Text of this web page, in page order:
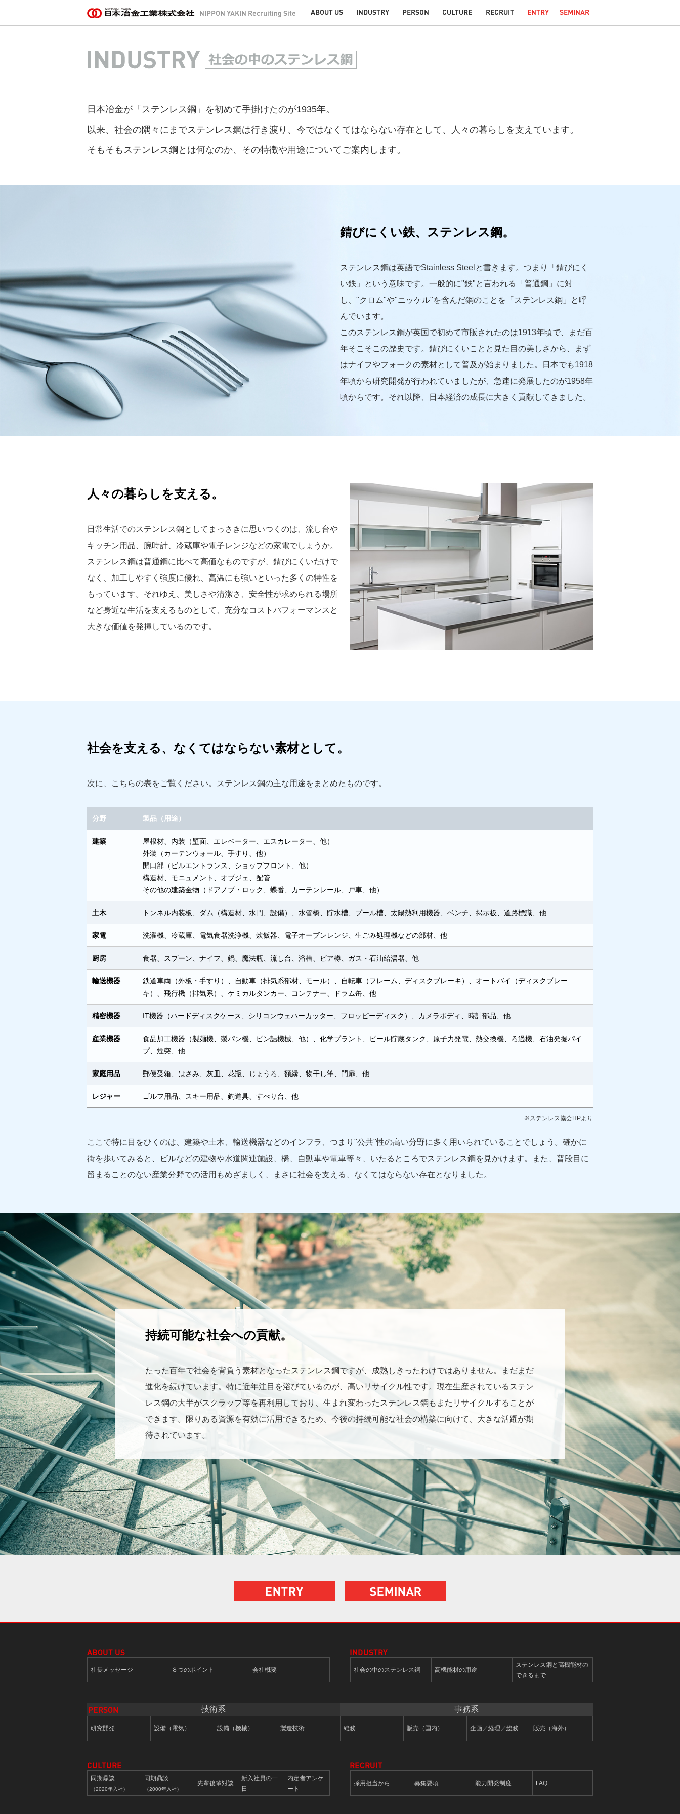
日本冶金が「ステンレス鋼」を初めて手掛けたのが1935年。
以来、社会の隅々にまでステンレス鋼は行き渡り、今ではなくてはならない存在として、人々の暮らしを支えています。
そもそもステンレス鋼とは何なのか、その特徴や用途についてご案内します。
錆びにくい鉄、ステンレス鋼。
ステンレス鋼は英語でStainless Steelと書きます。つまり「錆びにく
い鉄」という意味です。一般的に"鉄"と言われる「普通鋼」に対
し、"クロム"や"ニッケル"を含んだ鋼のことを「ステンレス鋼」と呼
んでいます。
このステンレス鋼が英国で初めて市販されたのは1913年頃で、まだ百
年そこそこの歴史です。錆びにくいことと見た目の美しさから、まず
はナイフやフォークの素材として普及が始まりました。日本でも1918
年頃から研究開発が行われていましたが、急速に発展したのが1958年
頃からです。それ以降、日本経済の成長に大きく貢献してきました。
人々の暮らしを支える。
日常生活でのステンレス鋼としてまっさきに思いつくのは、流し台や
キッチン用品、腕時計、冷蔵庫や電子レンジなどの家電でしょうか。
ステンレス鋼は普通鋼に比べて高価なものですが、錆びにくいだけで
なく、加工しやすく強度に優れ、高温にも強いといった多くの特性を
もっています。それゆえ、美しさや清潔さ、安全性が求められる場所
など身近な生活を支えるものとして、充分なコストパフォーマンスと
大きな価値を発揮しているのです。
社会を支える、なくてはならない素材として。
次に、こちらの表をご覧ください。ステンレス鋼の主な用途をまとめたものです。
分野 製品（用途）
建築
屋根材、内装（壁面、エレベーター、エスカレーター、他）
外装（カーテンウォール、手すり、他）
開口部（ビルエントランス、ショップフロント、他）
構造材、モニュメント、オブジェ、配管
その他の建築金物（ドアノブ・ロック、蝶番、カーテンレール、戸車、他）
土木 トンネル内装板、ダム（構造材、水門、設備）、水管橋、貯水槽、プール槽、太陽熱利用機器、ベンチ、掲示板、道路標識、他
家電 洗濯機、冷蔵庫、電気食器洗浄機、炊飯器、電子オーブンレンジ、生ごみ処理機などの部材、他
厨房 食器、スプーン、ナイフ、鍋、魔法瓶、流し台、浴槽、ビア樽、ガス・石油給湯器、他
輸送機器
鉄道車両（外板・手すり）、自動車（排気系部材、モール）、自転車（フレーム、ディスクブレーキ）、オートバイ（ディスクブレー
キ）、飛行機（排気系）、ケミカルタンカー、コンテナー、ドラム缶、他
精密機器 IT機器（ハードディスクケース、シリコンウェハーカッター、フロッピーディスク）、カメラボディ、時計部品、他
産業機器
食品加工機器（製麺機、製パン機、ビン詰機械、他）、化学プラント、ビール貯蔵タンク、原子力発電、熱交換機、ろ過機、石油発掘パイ
プ、煙突、他
家庭用品 郵便受箱、はさみ、灰皿、花瓶、じょうろ、額縁、物干し竿、門扉、他
レジャー ゴルフ用品、スキー用品、釣道具、すべり台、他
※ステンレス協会HPより
ここで特に目をひくのは、建築や土木、輸送機器などのインフラ、つまり"公共"性の高い分野に多く用いられていることでしょう。確かに
街を歩いてみると、ビルなどの建物や水道関連施設、橋、自動車や電車等々、いたるところでステンレス鋼を見かけます。また、普段目に
留まることのない産業分野での活用もめざましく、まさに社会を支える、なくてはならない存在となりました。
持続可能な社会への貢献。
たった百年で社会を背負う素材となったステンレス鋼ですが、成熟しきったわけではありません。まだまだ
進化を続けています。特に近年注目を浴びているのが、高いリサイクル性です。現在生産されているステン
レス鋼の大半がスクラップ等を再利用しており、生まれ変わったステンレス鋼もまたリサイクルすることが
できます。限りある資源を有効に活用できるため、今後の持続可能な社会の構築に向けて、大きな活躍が期
待されています。
社長メッセージ ８つのポイント 会社概要 社会の中のステンレス鋼 高機能材の用途
ステンレス鋼と高機能材の
できるまで
技術系
研究開発 設備（電気） 設備（機械） 製造技術
事務系
総務 販売（国内） 企画／経理／総務 販売（海外）
同期鼎談
（2020年入社）
同期鼎談
（2000年入社）
先輩後輩対談
新入社員の一
日
内定者アンケ
ート
採用担当から 募集要項 能力開発制度 FAQ